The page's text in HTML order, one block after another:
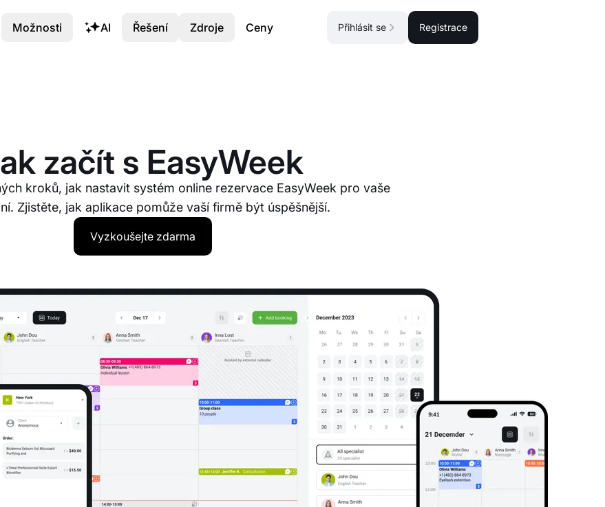
začít s EasyWeek
kroků, jak nastavit systém online rezervace EasyWeek pro vaše
Zjistěte, jak aplikace pomůže vaší firmě být úspěšnější.
Vyzkoušejte zdarma
Možnosti AI Řešení Zdroje Ceny Přihlásit se Registrace